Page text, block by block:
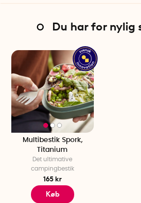
Du har for nylig
Multibestik Spork,
Titanium
Det ultimative
campingbestik
165 kr
Køb